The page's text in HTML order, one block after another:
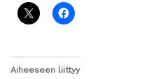
Aiheeseen liittyy